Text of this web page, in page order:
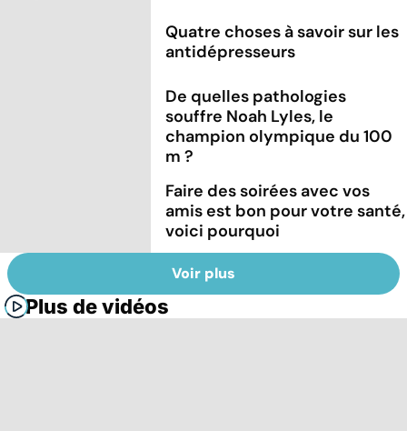
Quatre choses à savoir sur les
antidépresseurs
De quelles pathologies
souffre Noah Lyles, le
champion olympique du 100
m ?
Faire des soirées avec vos
amis est bon pour votre santé,
voici pourquoi
Voir plus
Plus de vidéos